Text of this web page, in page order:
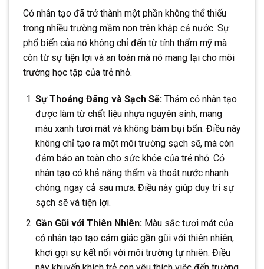
Cỏ nhân tạo đã trở thành một phần không thể thiếu
trong nhiều trường mầm non trên khắp cả nước. Sự
phổ biến của nó không chỉ đến từ tính thẩm mỹ mà
còn từ sự tiện lợi và an toàn mà nó mang lại cho môi
trường học tập của trẻ nhỏ.
Sự Thoáng Đãng và Sạch Sẽ:Thảm cỏ nhân tạo
được làm từ chất liệu nhựa nguyên sinh, mang
màu xanh tươi mát và không bám bụi bẩn. Điều này
không chỉ tạo ra một môi trường sạch sẽ, mà còn
đảm bảo an toàn cho sức khỏe của trẻ nhỏ. Cỏ
nhân tạo có khả năng thấm và thoát nước nhanh
chóng, ngay cả sau mưa. Điều này giúp duy trì sự
sạch sẽ và tiện lợi.
Gần Gũi với Thiên Nhiên:Màu sắc tươi mát của
cỏ nhân tạo tạo cảm giác gần gũi với thiên nhiên,
khơi gợi sự kết nối với môi trường tự nhiên. Điều